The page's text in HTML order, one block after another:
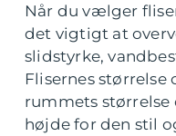
Når du vælger
det vigtigt at
slidstyrke,
Flisernes størrelse
rummets størrelse
højde for den stil